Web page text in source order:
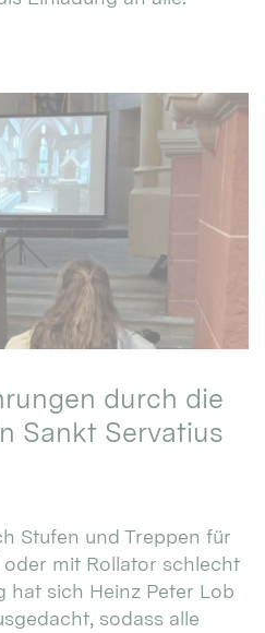
durch die
Sankt Servatius
Stufen und Treppen für
mit Rollator schlecht
hat sich Heinz Peter Lob
sodass alle